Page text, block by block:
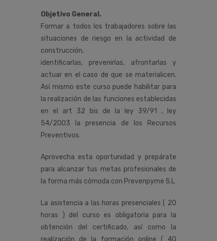
Objetivo General.
Formar a todos los trabajadores sobre las
situaciones de riesgo en la actividad de
construcción,
identificarlas, prevenirlas, afrontarlas y
actuar en el caso de que se materialicen.
Así mismo este curso puede habilitar para
la realización de las funciones establecidas
en el art 32 bis de la ley 39/91 , ley
54/2003 la presencia de los Recursos
Preventivos.
Aprovecha esta oportunidad y prepárate
para alcanzar tus metas profesionales de
la forma más cómoda con Prevenpyme S.L
La asistencia a las horas presenciales ( 20
horas ) del curso es obligatoria para la
obtención del certificado, así como la
realización de la formación online ( 40